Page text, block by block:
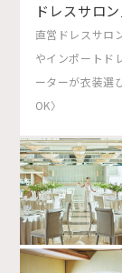
ドレスサロ
直営ドレスサロ
やインポートド
ーターが衣装選
OK〉